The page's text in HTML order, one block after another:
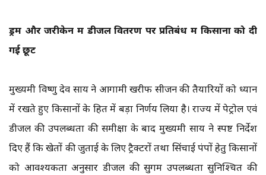
ड्रम और जरीकेन में डीजल वितरण पर प्रतिबंध में किसानों को दी
गई छूट
मुख्यमंत्री विष्णु देव साय ने आगामी खरीफ सीजन की तैयारियों को ध्यान
में रखते हुए किसानों के हित में बड़ा निर्णय लिया है। राज्य में पेट्रोल एवं
डीजल की उपलब्धता की समीक्षा के बाद मुख्यमंत्री साय ने स्पष्ट निर्देश
दिए हैं कि खेतों की जुताई के लिए ट्रैक्टरों तथा सिंचाई पंपों हेतु किसानों
को आवश्यकता अनुसार डीजल की सुगम उपलब्धता सुनिश्चित की